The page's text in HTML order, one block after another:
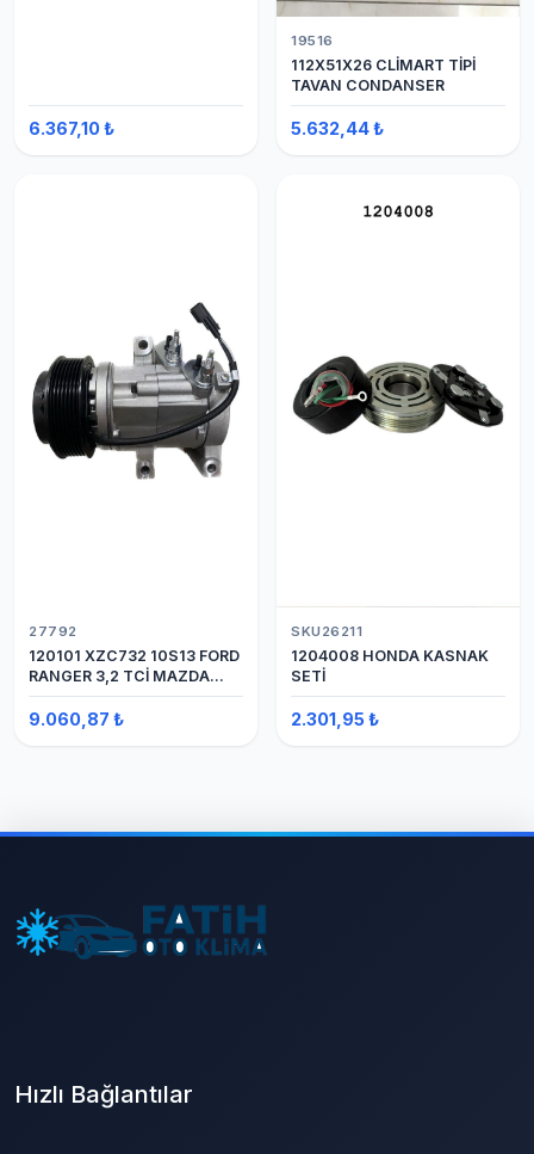
6.367,10 ₺
19516
112X51X26 CLİMART TİPİ
TAVAN CONDANSER
5.632,44 ₺
27792
120101 XZC732 10S13 FORD
RANGER 3,2 TCİ MAZDA
Y.M. KOMPRESÖR 7PK 12V
9.060,87 ₺
SKU26211
1204008 HONDA KASNAK
SETİ
2.301,95 ₺
Hızlı Bağlantılar